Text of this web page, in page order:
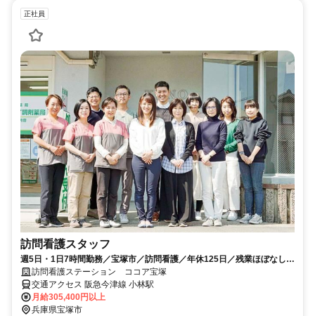
正社員
訪問看護スタッフ
週5日・1日7時間勤務／宝塚市／訪問看護／年休125日／残業ほぼなし／
有休取得率100％／車通勤可◎
訪問看護ステーション ココア宝塚
交通アクセス 阪急今津線 小林駅
月給305,400円以上
兵庫県宝塚市